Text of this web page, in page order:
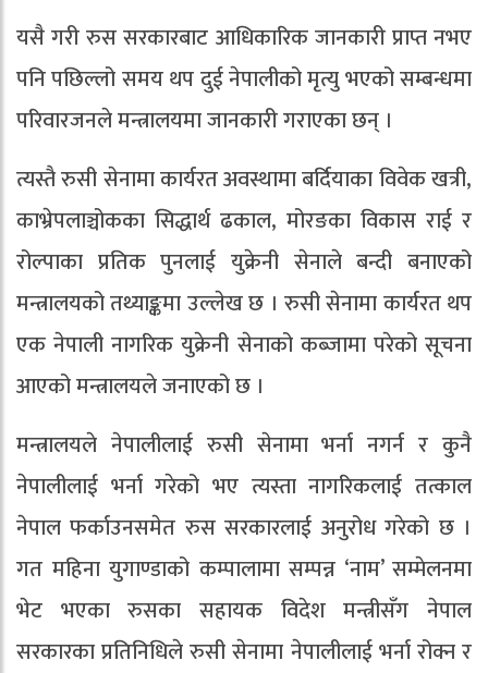
यसै गरी रुस सरकारबाट आधिकारिक जानकारी प्राप्त नभए
पनि पछिल्लो समय थप दुई नेपालीको मृत्यु भएको सम्बन्धमा
परिवारजनले मन्त्रालयमा जानकारी गराएका छन् ।
त्यस्तै रुसी सेनामा कार्यरत अवस्थामा बर्दियाका विवेक खत्री,
काभ्रेपलाञ्चोकका सिद्धार्थ ढकाल, मोरङका विकास राई र
रोल्पाका प्रतिक पुनलाई युक्रेनी सेनाले बन्दी बनाएको
मन्त्रालयको तथ्याङ्कमा उल्लेख छ । रुसी सेनामा कार्यरत थप
एक नेपाली नागरिक युक्रेनी सेनाको कब्जामा परेको सूचना
आएको मन्त्रालयले जनाएको छ ।
मन्त्रालयले नेपालीलाई रुसी सेनामा भर्ना नगर्न र कुनै
नेपालीलाई भर्ना गरेको भए त्यस्ता नागरिकलाई तत्काल
नेपाल फर्काउनसमेत रुस सरकारलाई अनुरोध गरेको छ ।
गत महिना युगाण्डाको कम्पालामा सम्पन्न ‘नाम’ सम्मेलनमा
भेट भएका रुसका सहायक विदेश मन्त्रीसँग नेपाल
सरकारका प्रतिनिधिले रुसी सेनामा नेपालीलाई भर्ना रोक्न र